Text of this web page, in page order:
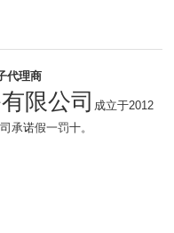
代理商
限公司 成立于2012
承诺假一罚十。